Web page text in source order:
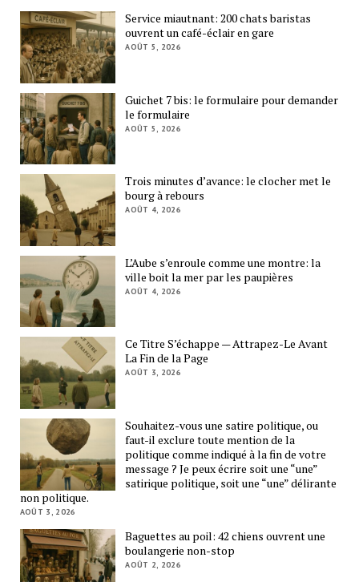
Service miautnant: 200 chats baristas
ouvrent un café-éclair en gare
AOÛT 5, 2026
Guichet 7 bis: le formulaire pour demander
le formulaire
AOÛT 5, 2026
Trois minutes d’avance: le clocher met le
bourg à rebours
AOÛT 4, 2026
L’Aube s’enroule comme une montre: la
ville boit la mer par les paupières
AOÛT 4, 2026
Ce Titre S’échappe — Attrapez-Le Avant
La Fin de la Page
AOÛT 3, 2026
Souhaitez-vous une satire politique, ou
faut-il exclure toute mention de la
politique comme indiqué à la fin de votre
message ? Je peux écrire soit une “une”
satirique politique, soit une “une” délirante
non politique.
AOÛT 3, 2026
Baguettes au poil: 42 chiens ouvrent une
boulangerie non-stop
AOÛT 2, 2026